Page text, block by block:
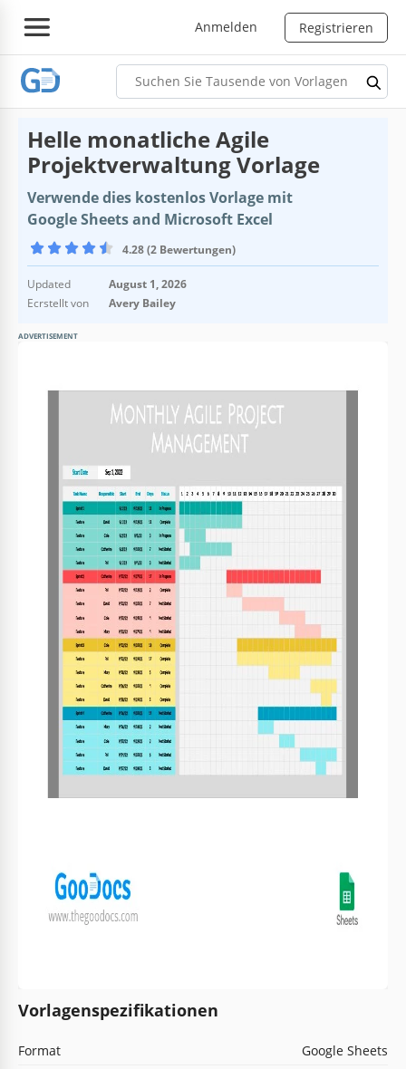
Anmelden Registrieren
Helle monatliche Agile
Projektverwaltung Vorlage
Verwende dies kostenlos Vorlage mit
Google Sheets and Microsoft Excel
4.28 (2 Bewertungen)
Updated
August 1, 2026
Ecrstellt von
Avery Bailey
ADVERTISEMENT
Vorlagenspezifikationen
Format
Google Sheets